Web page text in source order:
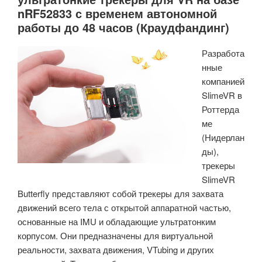
поддержкой
H.266/VVC,
и
другим»
nRF52833 с временем автономной
работы до 48 часов (Краудфандинг)
Разработа
нные
компанией
SlimeVR в
Роттерда
ме
(Нидерлан
ды),
трекеры
SlimeVR
Butterfly представляют собой трекеры для захвата
движений всего тела с открытой аппаратной частью,
основанные на IMU и обладающие ультратонким
корпусом. Они предназначены для виртуальной
реальности, захвата движения, VTubing и других